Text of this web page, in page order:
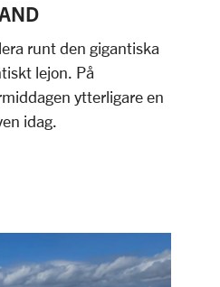
runt den gigantiska
lejon. På
ytterligare en
idag.